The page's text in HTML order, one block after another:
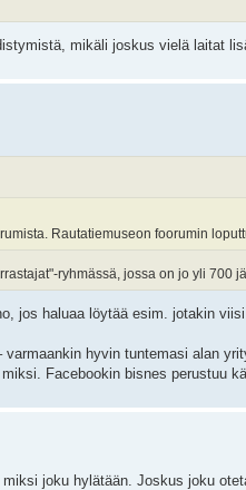
mikäli joskus vielä laitat
Rautatiemuseon foorumin
ryhmässä, jossa on jo yli 700
jos haluaa löytää esim. jotakin
hyvin tuntemasi alan
Facebookin bisnes perustuu
joku hylätään. Joskus joku